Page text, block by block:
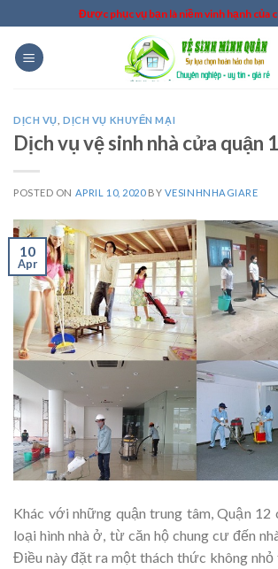
to
content
Được phục vụ bạn là niềm vinh hạnh của
DỊCH VỤ ,DỊCH VỤ KHUYẾN MẠI
Dịch vụ vệ sinh nhà cửa quận
POSTED ON APRIL 10, 2020BY VESINHNHAGIARE
10
Apr
Khác với những quận trung tâm, Quận 12
loại hình nhà ở, từ căn hộ chung cư đến
Điều này đặt ra một thách thức không